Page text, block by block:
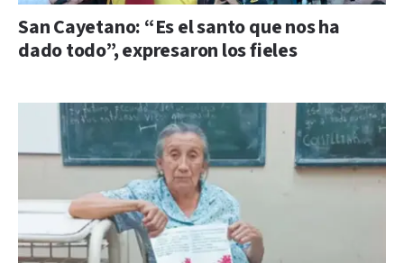
San Cayetano: “Es el santo que nos ha
dado todo”, expresaron los fieles